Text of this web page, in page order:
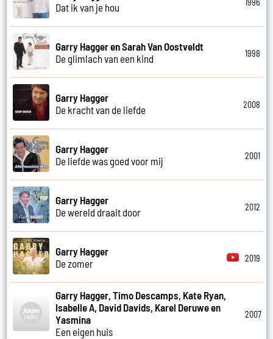
Dat ik van je hou
Garry Hagger en Sarah Van Oostveldt
De glimlach van een kind
1998
Garry Hagger
De kracht van de liefde
2008
Garry Hagger
De liefde was goed voor mij
2001
Garry Hagger
De wereld draait door
2012
Garry Hagger
De zomer
2019
Garry Hagger, Timo Descamps, Kate Ryan,
Isabelle A, David Davids, Karel Deruwe en
Yasmina
Een eigen huis
2007